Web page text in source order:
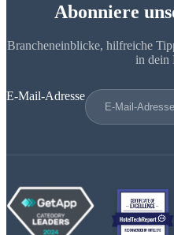
Abonniere
Brancheneinblicke, hilfreiche
in dein
E-Mail-Adresse